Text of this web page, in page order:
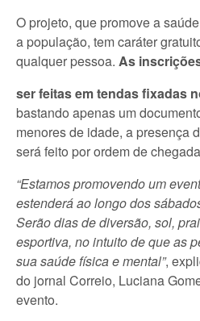
O projeto, que promove a
a população, tem caráter
qualquer pessoa. As
ser feitas em tendas fixadas
bastando apenas um
menores de idade, a presença
será feito por ordem de
“Estamos promovendo um
estenderá ao longo dos
Serão dias de diversão, sol,
esportiva, no intuito de que as
sua saúde física e mental”,
do jornal Correio, Luciana
evento.